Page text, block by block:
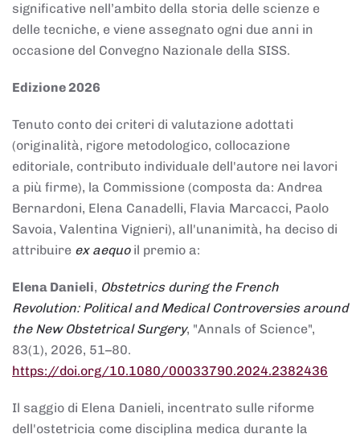
significative nell’ambito della storia delle scienze e
delle tecniche, e viene assegnato ogni due anni in
occasione del Convegno Nazionale della SISS.
Edizione 2026
Tenuto conto dei criteri di valutazione adottati
(originalità, rigore metodologico, collocazione
editoriale, contributo individuale dell'autore nei lavori
a più firme), la Commissione (composta da: Andrea
Bernardoni, Elena Canadelli, Flavia Marcacci, Paolo
Savoia, Valentina Vignieri), all'unanimità, ha deciso di
attribuire ex aequoil premio a:
Elena Danieli, Obstetrics during the French
Revolution: Political and Medical Controversies around
the New Obstetrical Surgery, "Annals of Science",
83(1), 2026, 51–80.
https://doi.org/10.1080/00033790.2024.2382436
Il saggio di Elena Danieli, incentrato sulle riforme
dell'ostetricia come disciplina medica durante la